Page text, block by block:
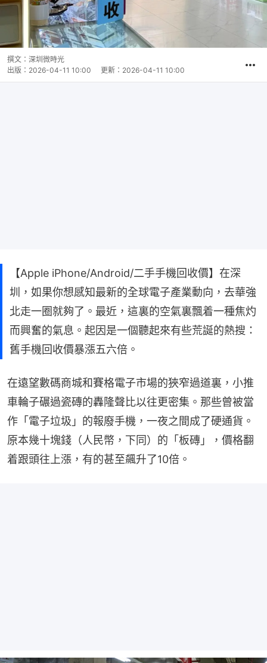
撰文： 深圳微時光
出版： 2026-04-11 10:00 更新： 2026-04-11 10:00
【Apple iPhone/Android/二手手機回收價】在深
圳，如果你想感知最新的全球電子產業動向，去華強
北走一圈就夠了。最近，這裏的空氣裏飄着一種焦灼
而興奮的氣息。起因是一個聽起來有些荒誕的熱搜：
舊手機回收價暴漲五六倍。
在遠望數碼商城和賽格電子市場的狹窄過道裏，小推
車輪子碾過瓷磚的轟隆聲比以往更密集。那些曾被當
作「電子垃圾」的報廢手機，一夜之間成了硬通貨。
原本幾十塊錢（人民幣，下同）的「板磚」，價格翻
着跟頭往上漲，有的甚至飆升了10倍。